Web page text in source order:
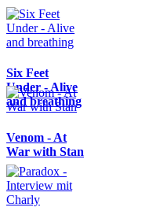
Six Feet
Under - Alive
and breathing
Venom - At
War with Stan